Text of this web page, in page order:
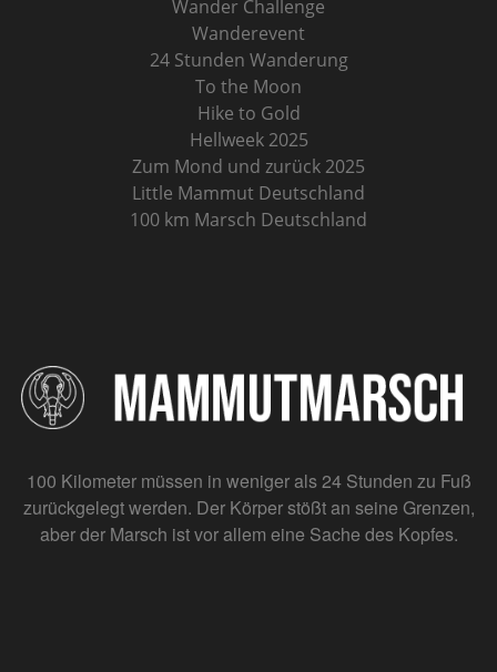
Wander Challenge
Wanderevent
24 Stunden Wanderung
To the Moon
Hike to Gold
Hellweek 2025
Zum Mond und zurück 2025
Little Mammut Deutschland
100 km Marsch Deutschland
100 Kilometer müssen in weniger als 24 Stunden zu Fuß
zurückgelegt werden. Der Körper stößt an seine Grenzen,
aber der Marsch ist vor allem eine Sache des Kopfes.